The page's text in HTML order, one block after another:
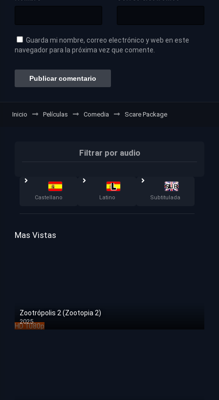
Guarda mi nombre, correo electrónico y web en este
navegador para la próxima vez que comente.
Inicio Películas Comedia Scare Package
Filtrar por audio
Castellano Latino Subtitulada
Mas Vistas
Zootrópolis 2 (Zootopia 2)
2025
HD 1080p